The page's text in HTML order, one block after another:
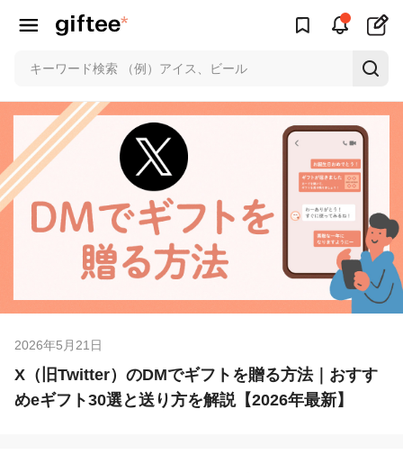
2026年5月21日
X（旧Twitter）のDMでギフトを贈る方法｜おすす
めeギフト30選と送り方を解説【2026年最新】